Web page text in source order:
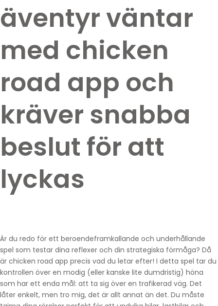
äventyr väntar
med chicken
road app och
kräver snabba
beslut för att
lyckas
Är du redo för ett beroendeframkallande och underhållande
spel som testar dina reflexer och din strategiska förmåga? Då
är chicken road app precis vad du letar efter! I detta spel tar du
kontrollen över en modig (eller kanske lite dumdristig) höna
som har ett enda mål: att ta sig över en trafikerad väg. Det
låter enkelt, men tro mig, det är allt annat än det. Du måste